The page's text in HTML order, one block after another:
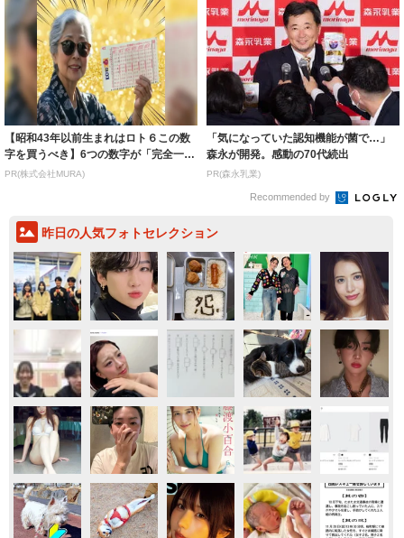
【昭和43年以前生まれはロト６この数
字を買うべき】6つの数字が「完全一
致」する方...
PR(株式会社MURA)
「気になっていた認知機能が菌で…」
森永が開発。感動の70代続出
PR(森永乳業)
Recommended by
昨日の人気フォトセレクション